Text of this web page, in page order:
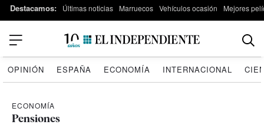
Destacamos: Últimas noticias Marruecos Vehículos ocasión Mejores
OPINIÓN ESPAÑA ECONOMÍA INTERNACIONAL
ECONOMÍA
Pensiones